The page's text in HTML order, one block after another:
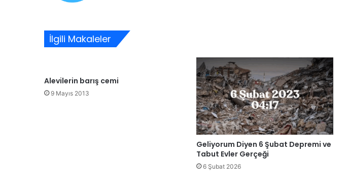
İlgili Makaleler
Alevilerin barış cemi
9 Mayıs 2013
Geliyorum Diyen 6 Şubat Depremi ve
Tabut Evler Gerçeği
6 Şubat 2026